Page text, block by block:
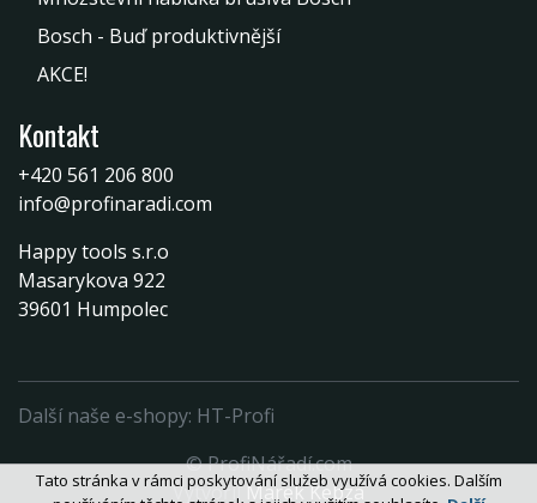
Bosch - Buď produktivnější
AKCE!
Kontakt
+420 561 206 800
info@profinaradi.com
Happy tools s.r.o
Masarykova 922
39601 Humpolec
Další naše e-shopy: HT-Profi
© ProfiNářadí.com
VytvořilMarek Kebza
Tato stránka v rámci poskytování služeb využívá cookies. Dalším